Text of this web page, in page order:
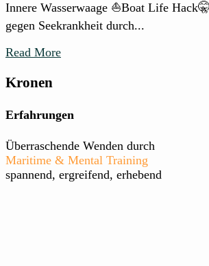
Innere Wasserwaage ⛵Boat Life
gegen Seekrankheit durch...
Read More
Kronen
Erfahrungen
Überraschende Wenden durch
Maritime & Mental Training
spannend, ergreifend, erhebend